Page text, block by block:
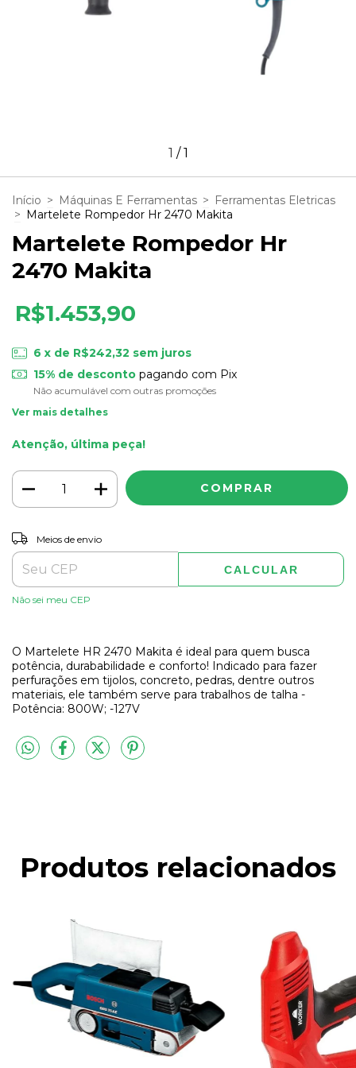
1 /1
Início > Máquinas E Ferramentas > Ferramentas Eletricas
> Martelete Rompedor Hr 2470 Makita
Martelete Rompedor Hr
2470 Makita
R$1.453,90
6 x de R$242,32 sem juros
15% de descontopagando com Pix
Não acumulável com outras promoções
Ver mais detalhes
Atenção, última peça!
Entregas para o CEP:
Meios de envio
CALCULAR
Não sei meu CEP
O Martelete HR 2470 Makita é ideal para quem busca
potência, durababilidade e conforto! Indicado para fazer
perfurações em tijolos, concreto, pedras, dentre outros
materiais, ele também serve para trabalhos de talha -
Potência: 800W; -127V
Produtos relacionados